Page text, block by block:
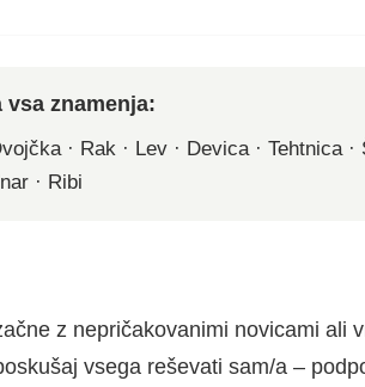
vsa znamenja:
· Rak · Lev · Devica · Tehtnica ·
· Ribi
z nepričakovanimi novicami ali
vsega reševati sam/a –